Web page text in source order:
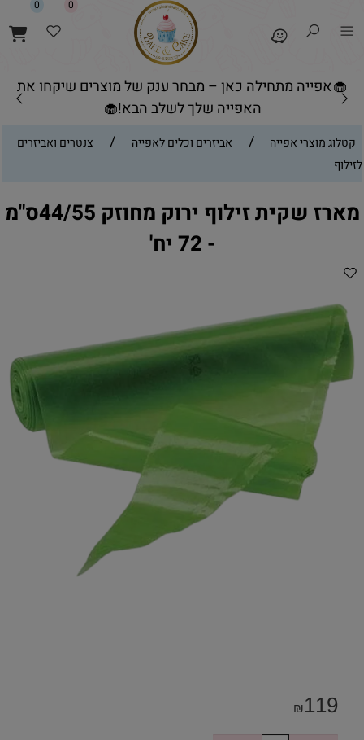
🧁אפייה מתחילה כאן – מבחר ענק של מוצרים שיקחו את
האפייה שלך לשלב הבא!🧁
0 0
קטלוג מוצרי אפייה / אביזרים וכלים לאפייה /
צנטרים ואביזרים
לזילוף
מארז שקית זילוף ירוק מחוזק 44/55ס"מ
- 72 יח'
₪119